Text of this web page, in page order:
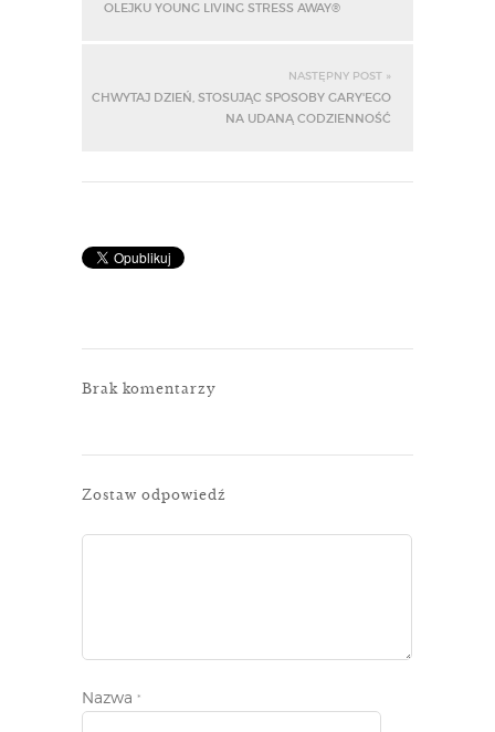
OLEJKU YOUNG LIVING STRESS AWAY®
NASTĘPNY POST »
CHWYTAJ DZIEŃ, STOSUJĄC SPOSOBY GARY'EGO
NA UDANĄ CODZIENNOŚĆ
Brak komentarzy
Zostaw odpowiedź
Nazwa *